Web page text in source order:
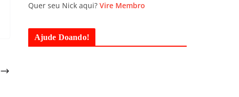
Quer seu Nick aqui? Vire Membro
Ajude Doando!